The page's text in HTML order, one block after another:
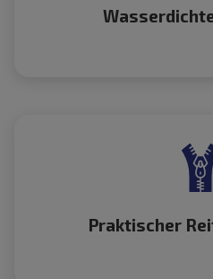
Praktischer